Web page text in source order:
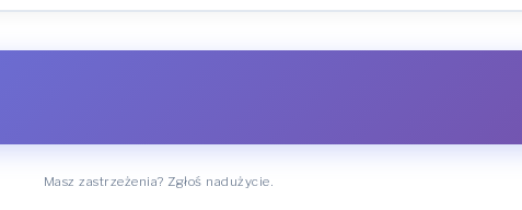
Masz zastrzeżenia? Zgłoś nadużycie.